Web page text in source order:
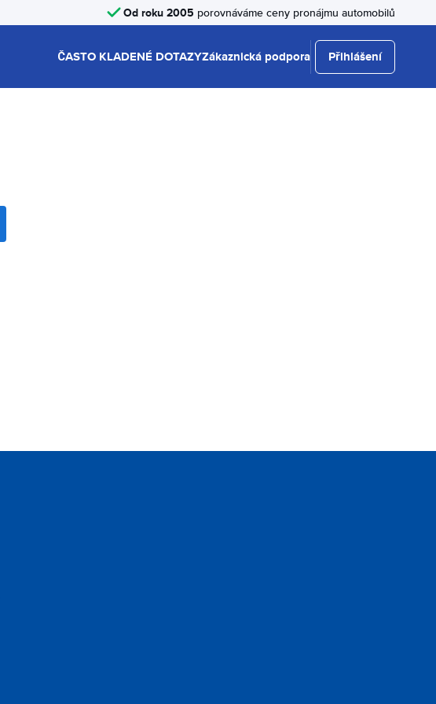
Od roku 2005 porovnáváme ceny pronájmu automobilů
ČASTO KLADENÉ DOTAZYZákaznická podpora Přihlášení